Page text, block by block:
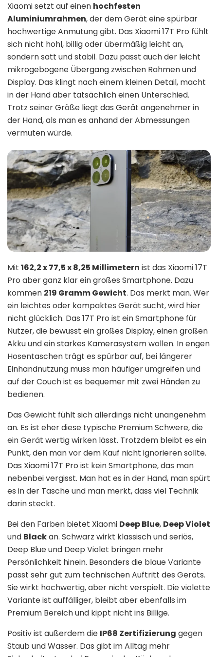
Xiaomi setzt auf einen hochfesten
Aluminiumrahmen, der dem Gerät eine spürbar
hochwertige Anmutung gibt. Das Xiaomi 17T Pro fühlt
sich nicht hohl, billig oder übermäßig leicht an,
sondern satt und stabil. Dazu passt auch der leicht
mikrogebogene Übergang zwischen Rahmen und
Display. Das klingt nach einem kleinen Detail, macht
in der Hand aber tatsächlich einen Unterschied.
Trotz seiner Größe liegt das Gerät angenehmer in
der Hand, als man es anhand der Abmessungen
vermuten würde.
Mit 162,2 x 77,5 x 8,25 Millimetern ist das Xiaomi 17T
Pro aber ganz klar ein großes Smartphone. Dazu
kommen 219 Gramm Gewicht. Das merkt man. Wer
ein leichtes oder kompaktes Gerät sucht, wird hier
nicht glücklich. Das 17T Pro ist ein Smartphone für
Nutzer, die bewusst ein großes Display, einen großen
Akku und ein starkes Kamerasystem wollen. In engen
Hosentaschen trägt es spürbar auf, bei längerer
Einhandnutzung muss man häufiger umgreifen und
auf der Couch ist es bequemer mit zwei Händen zu
bedienen.
Das Gewicht fühlt sich allerdings nicht unangenehm
an. Es ist eher diese typische Premium Schwere, die
ein Gerät wertig wirken lässt. Trotzdem bleibt es ein
Punkt, den man vor dem Kauf nicht ignorieren sollte.
Das Xiaomi 17T Pro ist kein Smartphone, das man
nebenbei vergisst. Man hat es in der Hand, man spürt
es in der Tasche und man merkt, dass viel Technik
darin steckt.
Bei den Farben bietet Xiaomi Deep Blue, Deep Violet
und Blackan. Schwarz wirkt klassisch und seriös,
Deep Blue und Deep Violet bringen mehr
Persönlichkeit hinein. Besonders die blaue Variante
passt sehr gut zum technischen Auftritt des Geräts.
Sie wirkt hochwertig, aber nicht verspielt. Die violette
Variante ist auffälliger, bleibt aber ebenfalls im
Premium Bereich und kippt nicht ins Billige.
Positiv ist außerdem die IP68 Zertifizierung gegen
Staub und Wasser. Das gibt im Alltag mehr